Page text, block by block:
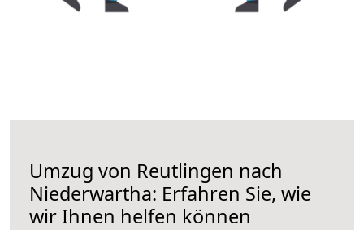
Umzug von Reutlingen nach
Niederwartha: Erfahren Sie, wie
wir Ihnen helfen können